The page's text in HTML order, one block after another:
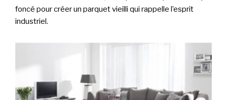
foncé pour créer un parquet vieilli qui rappelle l’esprit
industriel.